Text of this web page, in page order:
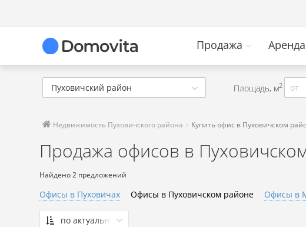
Продажа Аренда
Пуховичский район Площадь, м2 от
Недвижимость Пуховичского района Купить офис в Пуховичском
Продажа офисов в
Найдено 2 предложений
Офисы в Пуховичах Офисы в Пуховичском районе Офисы в
по актуальности